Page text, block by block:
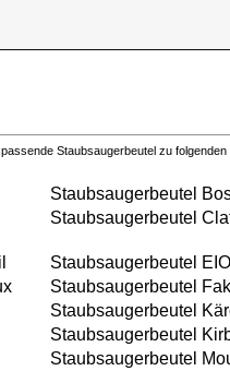
Staubsaugerbeutel zu folgenden
Staubsaugerbeutel
Staubsaugerbeutel
Staubsaugerbeutel
Staubsaugerbeutel
Staubsaugerbeutel
Staubsaugerbeutel
Staubsaugerbeutel